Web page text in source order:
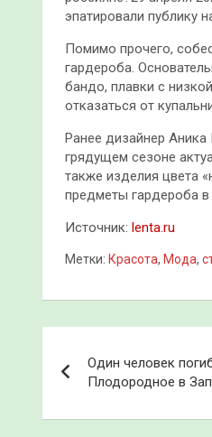
эпатировали публику
Помимо прочего,
гардероба.
бандо, плавки с
отказаться от
Ранее дизайнер
грядущем сезоне
также изделия цвета
предметы гардероба в
Источник: lenta.ru
Метки: Красота, Мода,
по
записям
Один человек
Плодородное в